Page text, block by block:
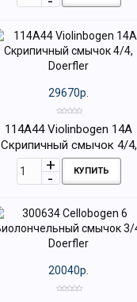
29670р.
114A44 Violinbogen 14А
Скрипичный смычок 4/4,
Doerfler
КУПИТЬ
20040р.